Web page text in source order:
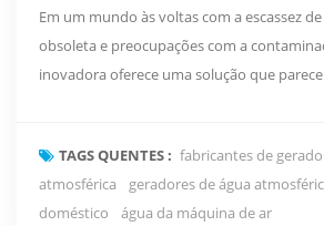
Em um mundo às voltas com a escassez
obsoleta e preocupações com a
inovadora oferece uma solução que
Atmosférica (AWGs), uma tecnologia
nossa relação com a água. Os AWGs não
TAGS QUENTES : fabricantes de
atmosférica
geradores de água
doméstico
água da máquina de ar